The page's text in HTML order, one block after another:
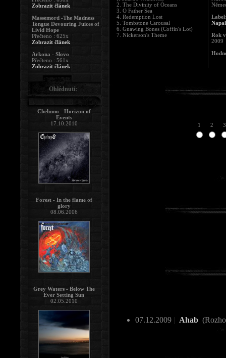
2. The Divinity of Oceans
3. O Father Sea
4. Redemption Lost
5. Tombstone Carousal
6. Gnawing Bones (Coffin's Lot)
7. Nickerson's Theme
Rok
2009
1 2 3
07.12.2009 | Ahab
Zobrazit článek
Massemord -The Madness
Tongue Devouring Juices of
Livid Hope
Přečteno : 625x
Zobrazit článek
Arkona - Slovo
Přečteno : 561x
Zobrazit článek
Ohlédnutí:
Chelmno - Horizon of
Events
17.10.2010
Forest - In the flame of
glory
08.06.2006
Grey Waters - Below The
Ever Setting Sun
02.05.2010